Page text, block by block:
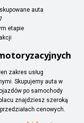
auta
etapie
zakres usług
Skupujemy auta w
po samochody
znajdziesz szeroką
cenowych.